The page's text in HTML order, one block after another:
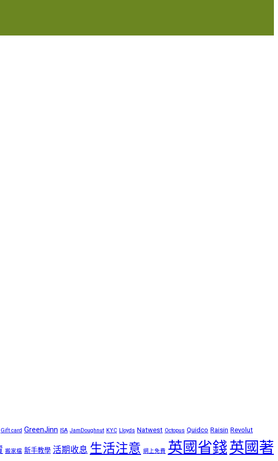
Gift card GreenJinn ISA JamDoughnut KYC Lloyds Natwest Octopus Quidco Raisin Revolut
搬家檔 新手教學 活期收息 生活注意 網上免費 英國省錢英國著